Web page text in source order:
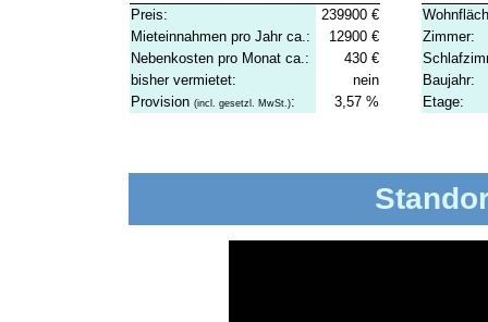
Preis: 239900 €
Mieteinnahmen pro Jahr ca.:
12900 €
Zimmer:
Nebenkosten pro Monat ca.:
430 €
bisher vermietet:
nein
Baujahr:
Provision (incl. gesetzl. MwSt.): 3,57 % Etage: